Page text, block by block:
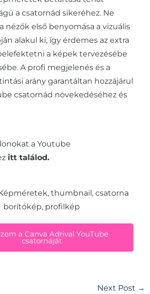
a csatornád sikeréhez. Ne
nézők első benyomása a vizuális
alakul ki, így érdemes az extra
a képek tervezésébe
A profi megjelenés és a
arány garantáltan hozzájárul
csatornád növekedéséhez és
a Youtube
itt találod.
a Canva Adrival YouTube
csatornáját
Next Post →